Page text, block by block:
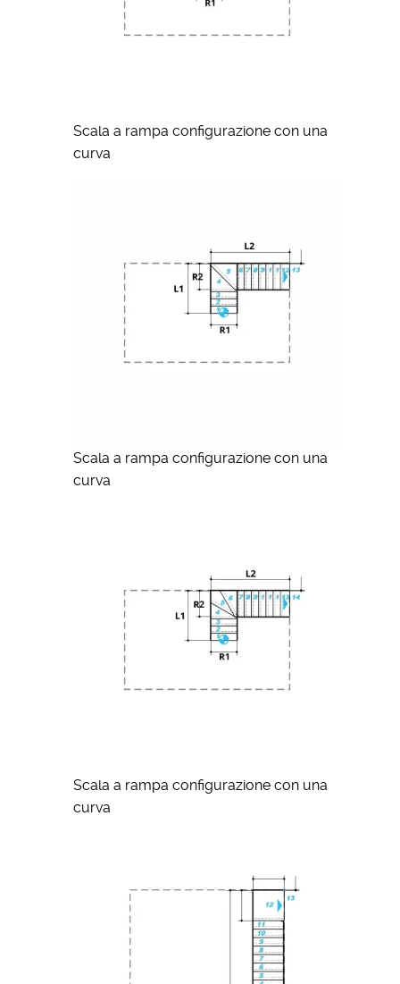
Scala a rampa configurazione con una
curva
Scala a rampa configurazione con una
curva
Scala a rampa configurazione con una
curva